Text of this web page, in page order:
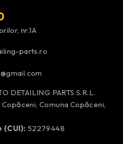
nr.1A
parts.ro
DETAILING PARTS S.R.L.
Copăceni, Comuna Copăceni,
(CUI): 52279448